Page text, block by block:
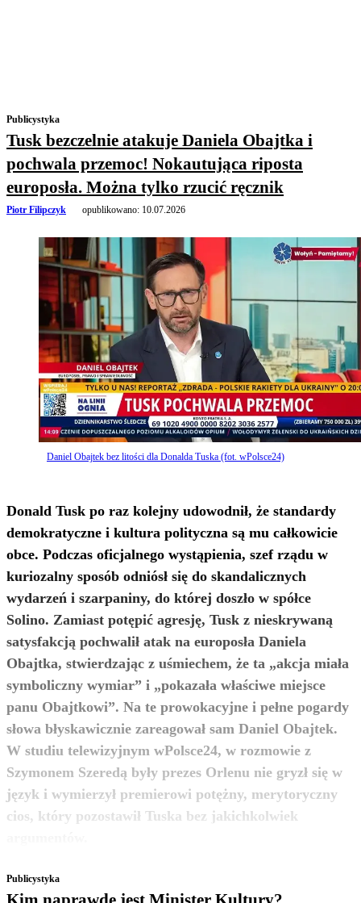
Publicystyka
Tusk bezczelnie atakuje Daniela Obajtka i
pochwala przemoc! Nokautująca riposta
europosła. Można tylko rzucić ręcznik
Piotr Filipczyk opublikowano: 10.07.2026
Daniel Obajtek bez litości dla Donalda Tuska (fot. wPolsce24)
Donald Tusk po raz kolejny udowodnił, że standardy
demokratyczne i kultura polityczna są mu całkowicie
obce. Podczas oficjalnego wystąpienia, szef rządu w
kuriozalny sposób odniósł się do skandalicznych
wydarzeń i szarpaniny, do której doszło w spółce
Solino. Zamiast potępić agresję, Tusk z nieskrywaną
satysfakcją pochwalił atak na europosła Daniela
Obajtka, stwierdzając z uśmiechem, że ta „akcja miała
symboliczny wymiar” i „pokazała właściwe miejsce
panu Obajtkowi”. Na te prowokacyjne i pełne pogardy
słowa błyskawicznie zareagował sam Daniel Obajtek.
W studiu telewizyjnym wPolsce24, w rozmowie z
Szymonem Szeredą były prezes Orlenu nie gryzł się w
język i wymierzył premierowi potężny, merytoryczny
cios, który pozostawił Tuska bez jakichkolwiek
zobacz więcej
Publicystyka